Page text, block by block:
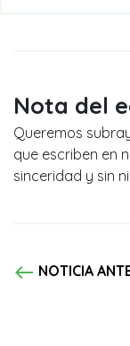
Nota del
Queremos
que escriben en
sinceridad y sin
west NOTICIA